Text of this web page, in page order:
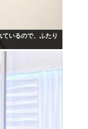
いるので、ふたり